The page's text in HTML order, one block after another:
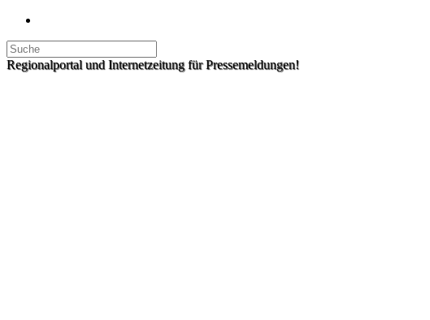
Regionalportal und Internetzeitung für Pressemeldungen!